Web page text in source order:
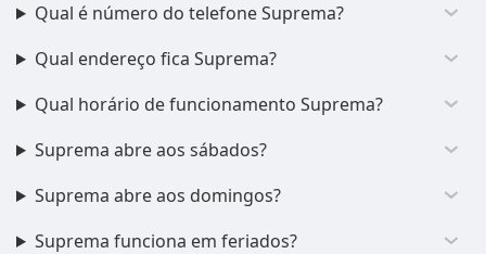
Qual é número do telefone Suprema?
Qual endereço fica Suprema?
Qual horário de funcionamento Suprema?
Suprema abre aos sábados?
Suprema abre aos domingos?
Suprema funciona em feriados?